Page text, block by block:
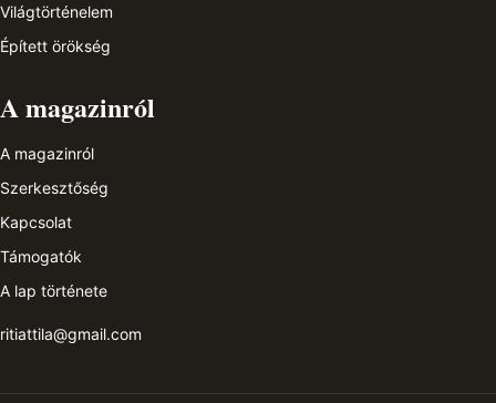
Világtörténelem
Épített örökség
A magazinról
A magazinról
Szerkesztőség
Kapcsolat
Támogatók
A lap története
ritiattila@gmail.com